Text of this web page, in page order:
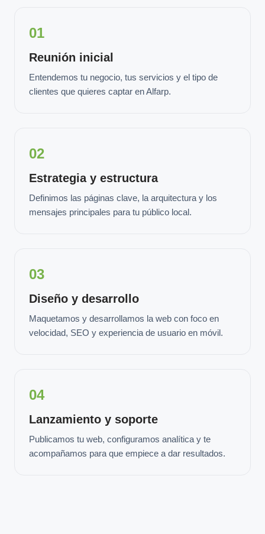
01
Reunión inicial
Entendemos tu negocio, tus servicios y el tipo de
clientes que quieres captar en Alfarp.
02
Estrategia y estructura
Definimos las páginas clave, la arquitectura y los
mensajes principales para tu público local.
03
Diseño y desarrollo
Maquetamos y desarrollamos la web con foco en
velocidad, SEO y experiencia de usuario en móvil.
04
Lanzamiento y soporte
Publicamos tu web, configuramos analítica y te
acompañamos para que empiece a dar resultados.